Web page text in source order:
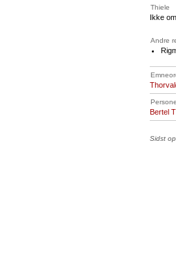
Thiele
Ikke
Andre
Bertel
Sidst